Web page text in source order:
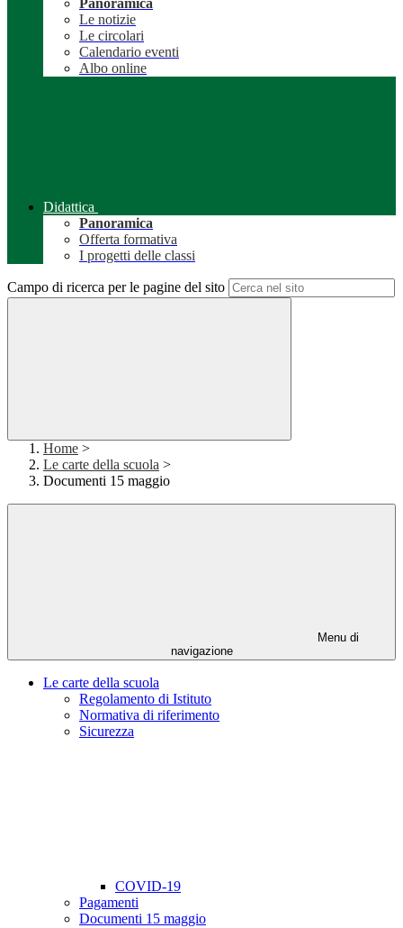
Panoramica
Le notizie
Le circolari
Calendario eventi
Albo online
Didattica
Panoramica
Offerta formativa
I progetti delle classi
Campo di ricerca per le pagine del sito
Home >
Le carte della scuola >
Documenti 15 maggio
Menu di
navigazione
Le carte della scuola
Regolamento di Istituto
Normativa di riferimento
Sicurezza
COVID-19
Pagamenti
Documenti 15 maggio